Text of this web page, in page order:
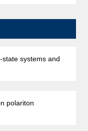
systems and
polariton